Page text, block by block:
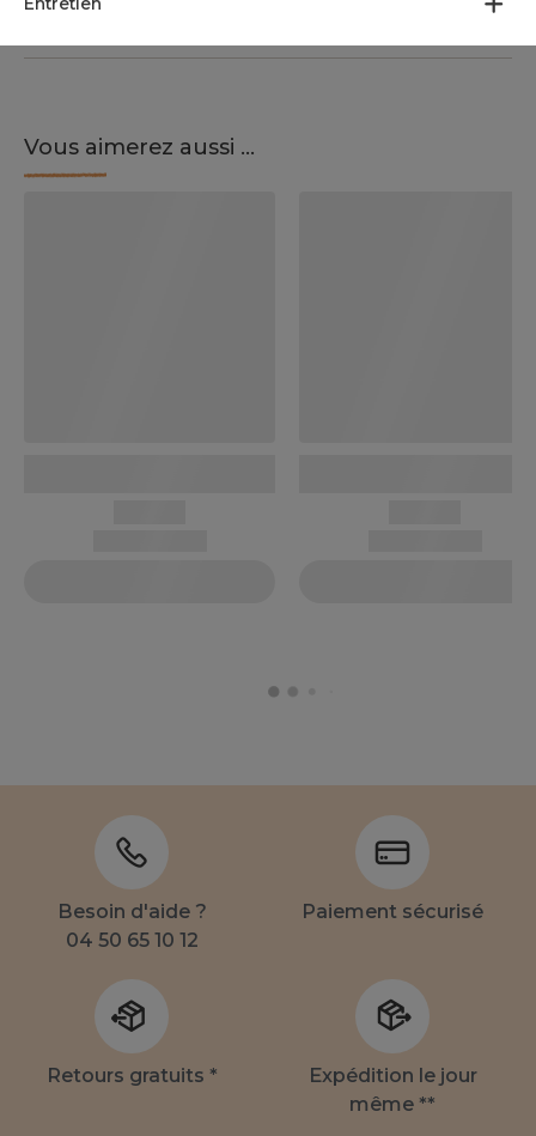
Vous aimerez aussi ...
Besoin d'aide ?
04 50 65 10 12
Paiement sécurisé
Retours gratuits *
Expédition le jour
même **